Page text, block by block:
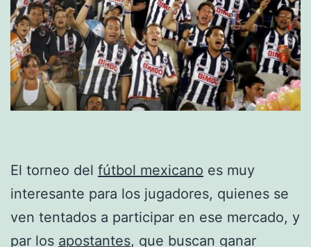
El torneo del fútbol mexicano es muy
interesante para los jugadores, quienes se
ven tentados a participar en ese mercado, y
par los apostantes, que buscan ganar